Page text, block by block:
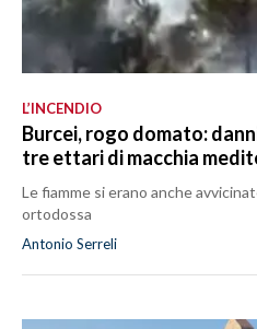
L’INCENDIO
Burcei, rogo domato:
tre ettari di macchia
Le fiamme si erano anche
ortodossa
Antonio Serreli